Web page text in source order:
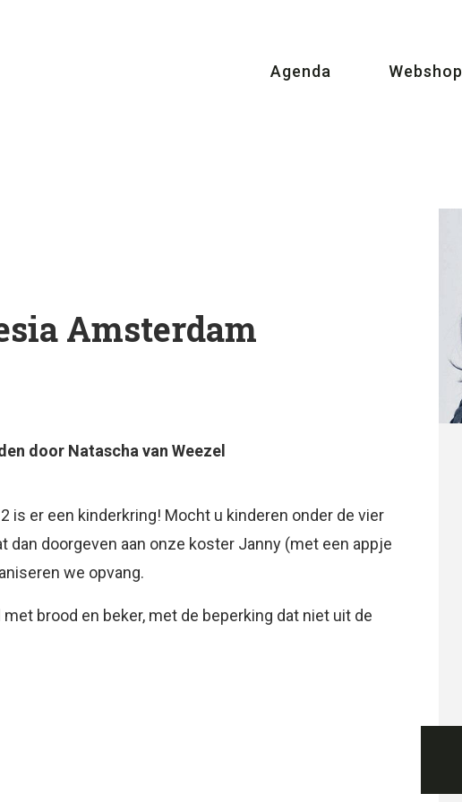
Agenda Webshop
Amsterdam
door Natascha van Weezel
is er een kinderkring! Mocht u kinderen onder de vier
dan doorgeven aan onze koster Janny (met een appje
we opvang.
brood en beker, met de beperking dat niet uit de